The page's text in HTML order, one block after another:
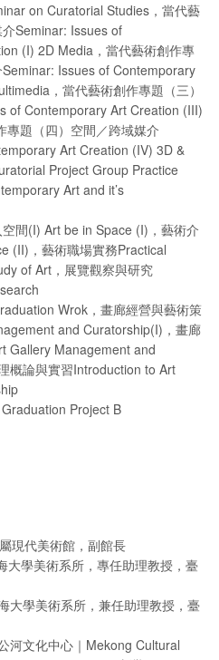
on Curatorial Studies，當代藝
Seminar: Issues of
(I) 2D Media，當代藝術創作專
Issues of Contemporary
，當代藝術創作專題（三）
of Contemporary Art Creation (III)
專題（四）空間／跨域媒介
Art Creation (IV) 3D &
Project Group Practice
Art and it’s
間(I) Art be in Space (I)，藝術介
(II)，藝術職場實務Practical
of Art，展覽觀察與研究
Wrok，畫廊經營與藝術策
and Curatorship(I)，畫廊
Gallery Management and
概論與實習Introduction to Art
Project B
現代美術館，副館長
學美術系所， 專任助理教授，臺
大學美術系所，兼任助理教授，臺
河文化中心｜Mekong Cultural